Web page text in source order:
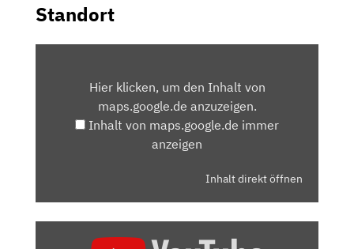
Standort
MAPS.GOOGLE.DEHier klicken, um den Inhalt von
maps.google.de anzuzeigen.
Inhalt von maps.google.de immer
anzeigen
Inhalt direkt öffnen